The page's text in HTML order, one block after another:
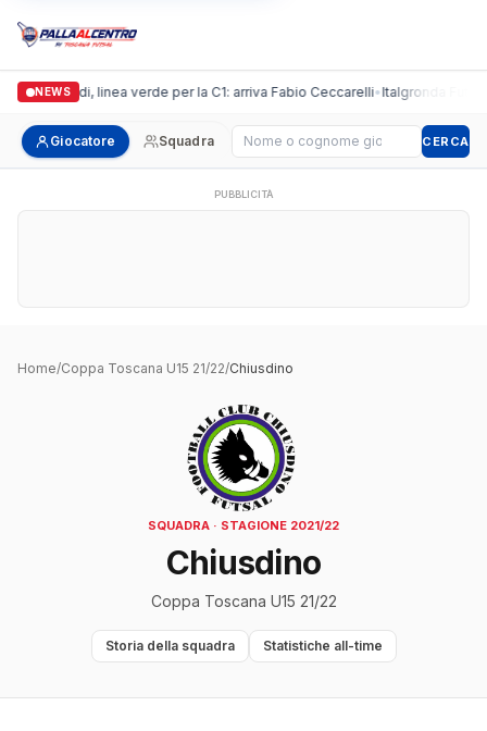
NEWS
Casalguidi, linea verde per la C1: arriva Fabio Ceccarelli•Italgronda Futsal
Giocatore Squadra Cerca giocatore CERCA
PUBBLICITÀ
Home/Coppa Toscana U15 21/22/Chiusdino
SQUADRA · STAGIONE 2021/22
Chiusdino
Coppa Toscana U15 21/22
Storia della squadra Statistiche all-time